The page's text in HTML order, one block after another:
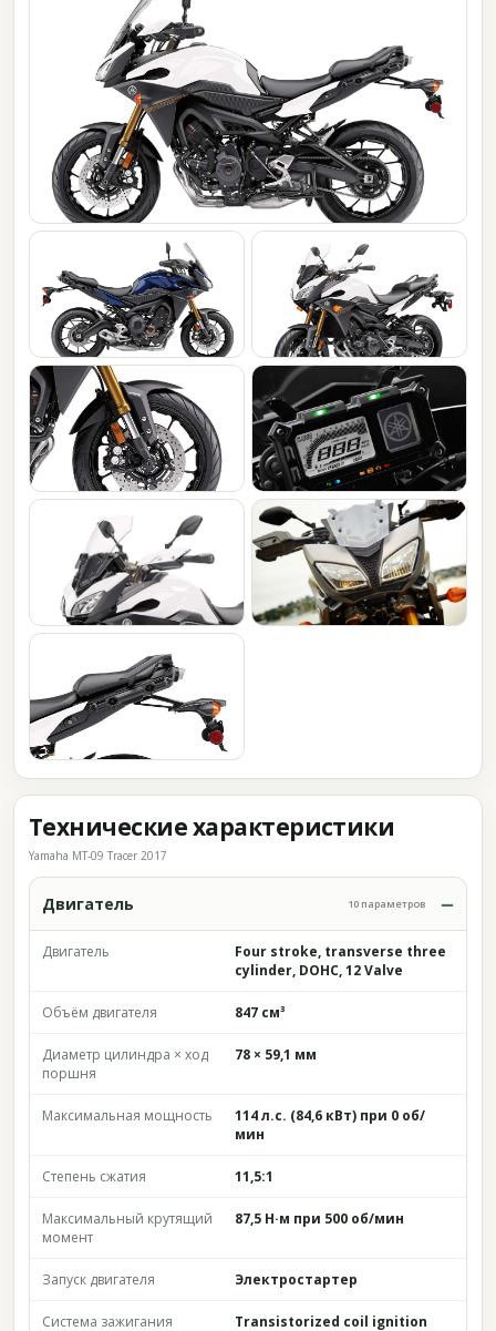
Технические характеристики
Yamaha MT-09 Tracer 2017
Двигатель 10 параметров
Двигатель
Four stroke, transverse three
cylinder, DOHC, 12 Valve
Объём двигателя 847 см³
Диаметр цилиндра × ход
поршня
78 × 59,1 мм
Максимальная мощность
114 л.с. (84,6 кВт) при 0 об/
мин
Степень сжатия 11,5:1
Максимальный крутящий
момент
87,5 Н·м при 500 об/мин
Запуск двигателя Электростартер
Система зажигания Transistorized coil ignition